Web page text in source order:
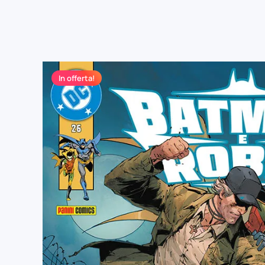
In offerta!